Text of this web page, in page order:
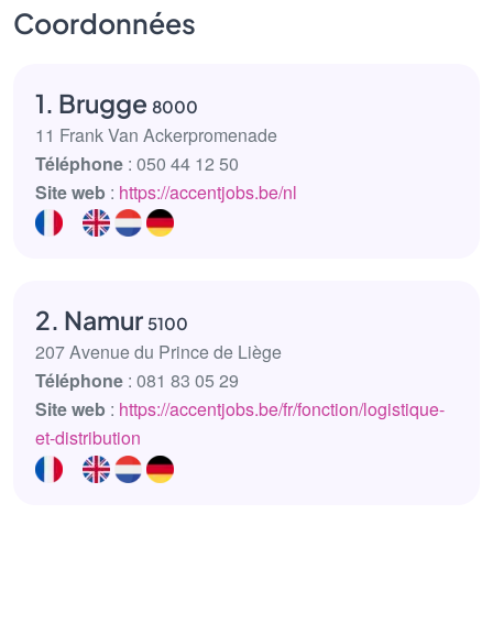
Coordonnées
1. Brugge 8000
11 Frank Van Ackerpromenade
Téléphone : 050 44 12 50
Site web : https://accentjobs.be/nl
2. Namur 5100
207 Avenue du Prince de Liège
Téléphone : 081 83 05 29
Site web : https://accentjobs.be/fr/fonction/logistique-
et-distribution